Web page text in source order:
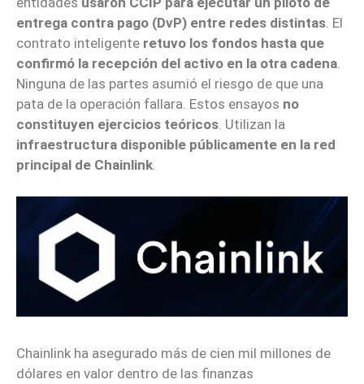
entrega contra pago (DvP) entre redes distintas. El
contrato inteligente retuvo los fondos hasta que
confirmó la recepción del activo en la otra cadena.
Ninguna de las partes asumió el riesgo de que una
pata de la operación fallara. Estos ensayos no
constituyen ejercicios teóricos. Utilizan la
infraestructura disponible públicamente en la red
principal de Chainlink.
Chainlink ha asegurado más de cien mil millones de
dólares en valor dentro de las finanzas